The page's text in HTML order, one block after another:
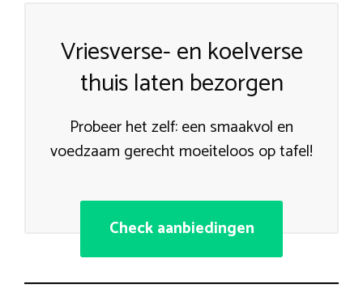
Vriesverse- en koelverse
thuis laten bezorgen
Probeer het zelf: een smaakvol en
voedzaam gerecht moeiteloos op tafel!
Check aanbiedingen